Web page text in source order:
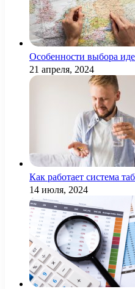
Особенности выбора
21 апреля, 2024
Как работает система
14 июля, 2024